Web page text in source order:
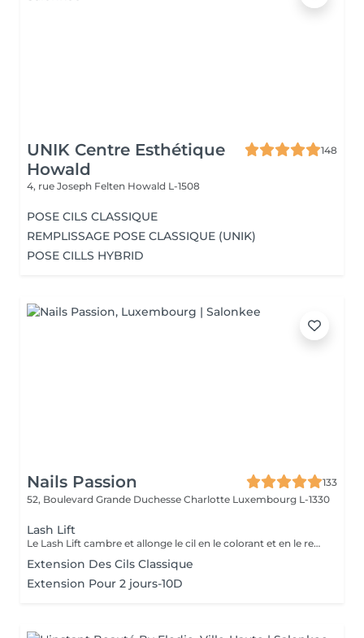
UNIK Centre Esthétique
Howald
148
4, rue Joseph Felten Howald L-1508
POSE CILS CLASSIQUE
REMPLISSAGE POSE CLASSIQUE (UNIK)
POSE CILLS HYBRID
Nails Passion
133
52, Boulevard Grande Duchesse Charlotte Luxembourg L-1330
Lash Lift
Le Lash Lift cambre et allonge le cil en le colorant et en le recourbant, sans le sensibiliser et sans douleur. Cette technique dure jusqu'à 4 semaines et ne nécessite pratiquement aucun entretien, un must pour sublimer son regard.
Extension Des Cils Classique
Extension Pour 2 jours-10D